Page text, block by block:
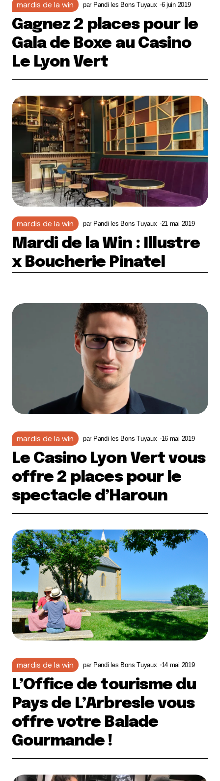
mardis de la win par Pandi les Bons Tuyaux 6 juin 2019
Gagnez 2 places pour le
Gala de Boxe au Casino
Le Lyon Vert
mardis de la win par Pandi les Bons Tuyaux 21 mai 2019
Mardi de la Win : Illustre
x Boucherie Pinatel
mardis de la win par Pandi les Bons Tuyaux 16 mai 2019
Le Casino Lyon Vert vous
offre 2 places pour le
spectacle d’Haroun
mardis de la win par Pandi les Bons Tuyaux 14 mai 2019
L’Office de tourisme du
Pays de L’Arbresle vous
offre votre Balade
Gourmande !